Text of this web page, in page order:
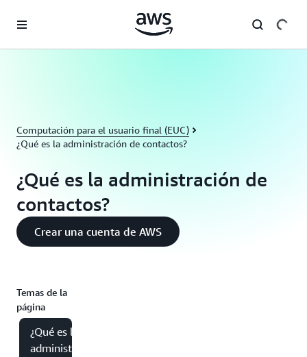
Computación para el usuario final (EUC)
¿Qué es la administración de contactos?
¿Qué es la administración de
contactos?
Crear una cuenta de AWS
Temas de la
página
¿Qué es la
administración